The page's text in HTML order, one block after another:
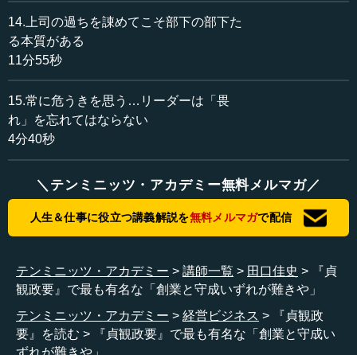
14.上司の過ちを諌めてこそ部下の部下た
る本質がある
11分55秒
15.常に危うきを思う…リーダーは「畏
れ」を忘れてはならない
4分40秒
＼テンミニッツ・アカデミー無料メルマガ／
人生＆仕事に役立つ講義解説を無料メルマガで配信
テンミニッツ・アカデミー 講師一覧 田口佳史
『貞
観政要』で最も有名な「創業と守成いずれが難きや」
テンミニッツ・アカデミー
経営ビジネス
『貞観政
要』を読む
『貞観政要』で最も有名な「創業と守成い
ずれが難きや」